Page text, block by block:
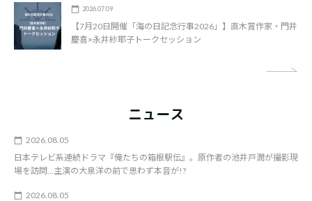
2026.07.09
【7月20日開催「海の日記念行事2026」】直木賞作家・門井
慶喜×永井紗耶子トークセッション
ニュース
2026.08.05
日本テレビ系連続ドラマ『俺たちの箱根駅伝』。原作者の池井戸潤が撮影現
場を訪問…主演の大泉洋の前で思わず本音が!?
2026.08.05